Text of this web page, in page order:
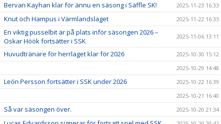
Bervan Kayhan klar för ännu en säsong i Säffle SK! 2025-11-23 16:33
Knut och Hampus i Värmlandslaget 2025-11-22 16:33
En viktig pusselbit är på plats inför säsongen 2026 –
Oskar Höök fortsätter i SSK
2025-11-06 13:11
Huvudtränare för herrlaget klar för 2026
2025-10-30 15:12
2025-10-29 14:48
León Persson fortsätter i SSK under 2026
2025-10-22 16:39
2025-10-21 16:40
Så var säsongen över. 2025-10-20 21:34